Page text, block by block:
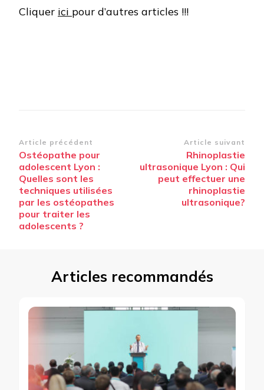
Cliquer ici pour d’autres articles !!!
Navigation
d’article
Article précédent
Ostéopathe pour
adolescent Lyon :
Quelles sont les
techniques utilisées
par les ostéopathes
pour traiter les
adolescents ?
Article suivant
Rhinoplastie
ultrasonique Lyon : Qui
peut effectuer une
rhinoplastie
ultrasonique?
Articles recommandés